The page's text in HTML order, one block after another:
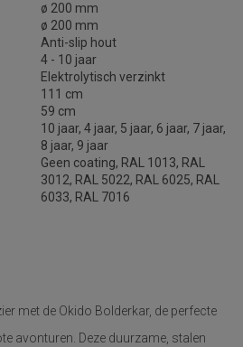
ø 200 mm
ø 200 mm
Anti-slip hout
4 - 10 jaar
Elektrolytisch verzinkt
111 cm
59 cm
10 jaar, 4 jaar, 5 jaar, 6 jaar, 7 jaar,
8 jaar, 9 jaar
Geen coating, RAL 1013, RAL
3012, RAL 5022, RAL 6025, RAL
6033, RAL 7016
met de Okido Bolderkar, de perfecte
avonturen. Deze duurzame, stalen